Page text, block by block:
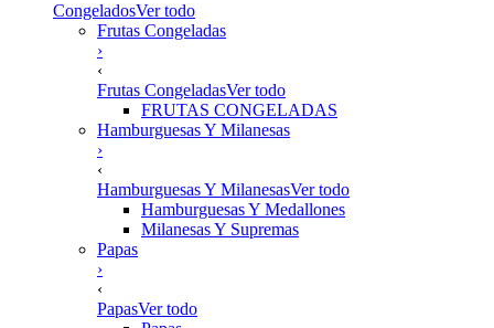
CongeladosVer todo
Frutas Congeladas
›
‹
Frutas CongeladasVer todo
FRUTAS CONGELADAS
Hamburguesas Y Milanesas
›
‹
Hamburguesas Y MilanesasVer todo
Hamburguesas Y Medallones
Milanesas Y Supremas
Papas
›
‹
PapasVer todo